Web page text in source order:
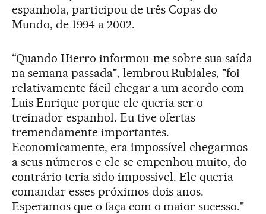
espanhola, participou de três Copas do
Mundo, de 1994 a 2002.
“Quando Hierro informou-me sobre sua saída
na semana passada", lembrou Rubiales, "foi
relativamente fácil chegar a um acordo com
Luis Enrique porque ele queria ser o
treinador espanhol. Eu tive ofertas
tremendamente importantes.
Economicamente, era impossível chegarmos
a seus números e ele se empenhou muito, do
contrário teria sido impossível. Ele queria
comandar esses próximos dois anos.
Esperamos que o faça com o maior sucesso."